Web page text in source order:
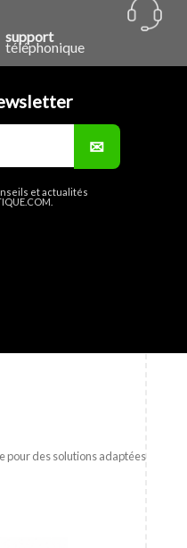
support
téléphonique
et actualités
pour des solutions adaptées